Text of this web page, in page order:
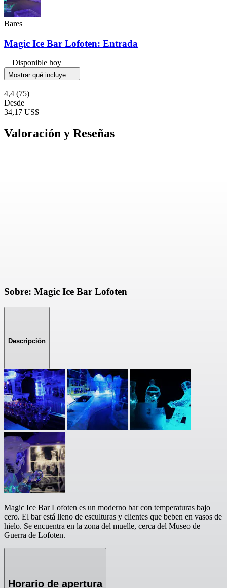
Bares
Magic Ice Bar Lofoten: Entrada
Disponible hoy
Mostrar qué incluye
4,4 (75)
Desde
34,17 US$
Valoración y Reseñas
Sobre: Magic Ice Bar Lofoten
Descripción
Magic Ice Bar Lofoten es un moderno bar con temperaturas bajo
cero. El bar está lleno de esculturas y clientes que beben en vasos de
hielo. Se encuentra en la zona del muelle, cerca del Museo de
Guerra de Lofoten.
Horario de apertura